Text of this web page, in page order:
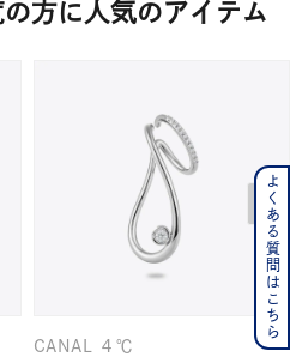
方に人気のアイテム
CANAL ４℃
よくある質問はこちら